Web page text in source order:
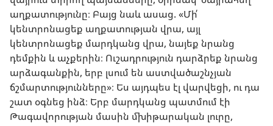
աղքատությունը։ Բայց նաև ասաց. «Մի՛
կենտրոնացեք աղքատության վրա, այլ
կենտրոնացեք մարդկանց վրա, նայեք նրանց
դեմքին և աչքերին։ Ուշադրություն դարձրեք նրանց
արձագանքին, երբ լսում են աստվածաշնչյան
ճշմարտությունները»։ Ես այդպես էլ վարվեցի, ու դա
շատ օգնեց ինձ։ Երբ մարդկանց պատմում էի
Թագավորության մասին մխիթարական լուրը,